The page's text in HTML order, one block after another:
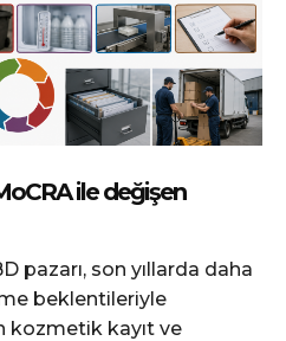
ile değişen
pazarı, son yıllarda daha
beklentileriyle
kozmetik kayıt ve